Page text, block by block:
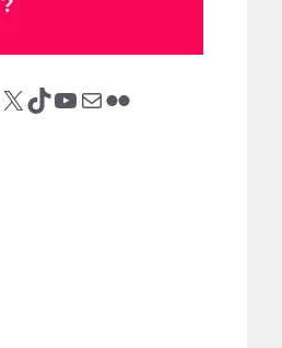
X (Twitter) TikTok YouTube E-mail Flickr